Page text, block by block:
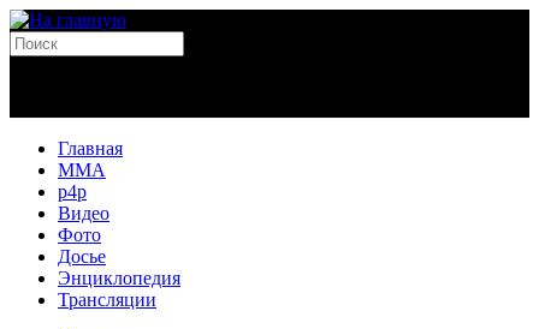
Главная
MMA
p4p
Видео
Фото
Досье
Энциклопедия
Трансляции